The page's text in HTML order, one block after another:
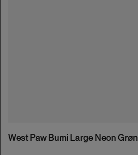
West Paw Bumi Large Neon Grøn